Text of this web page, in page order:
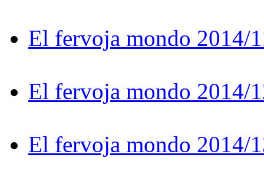
El fervoja mondo 2014/
El fervoja mondo 2014/
El fervoja mondo 2014/